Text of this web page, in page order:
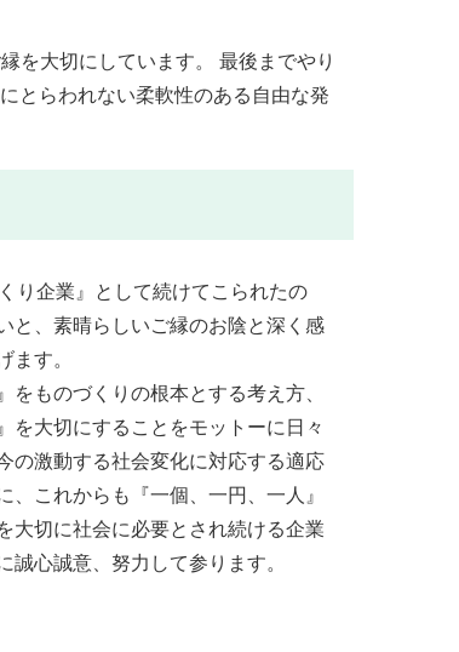
を大切にしています。 最後までやり
とらわれない柔軟性のある自由な発
り企業』として続けてこられたの
と、素晴らしいご縁のお陰と深く感
ます。
をものづくりの根本とする考え方、
を大切にすることをモットーに日々
の激動する社会変化に対応する適応
、これからも『一個、一円、一人』
大切に社会に必要とされ続ける企業
誠心誠意、努力して参ります。